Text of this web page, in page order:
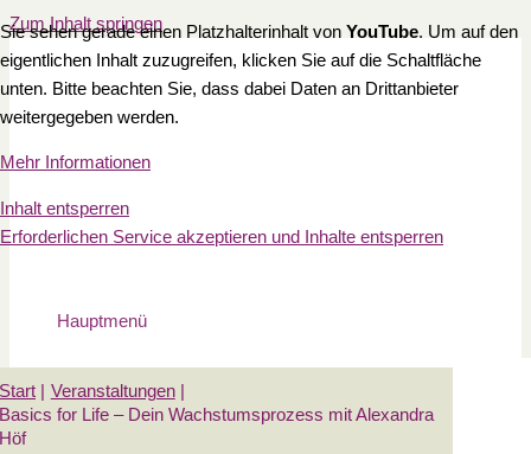
Zum Inhalt springen
Hauptmenü
Start
Veranstaltungen
Basics for Life – Dein Wachstumsprozess mit Alexandra
Höf
Sie sehen gerade einen Platzhalterinhalt von YouTube. Um auf den
eigentlichen Inhalt zuzugreifen, klicken Sie auf die Schaltfläche
unten. Bitte beachten Sie, dass dabei Daten an Drittanbieter
weitergegeben werden.
Mehr Informationen
Inhalt entsperren
Erforderlichen Service akzeptieren und Inhalte entsperren